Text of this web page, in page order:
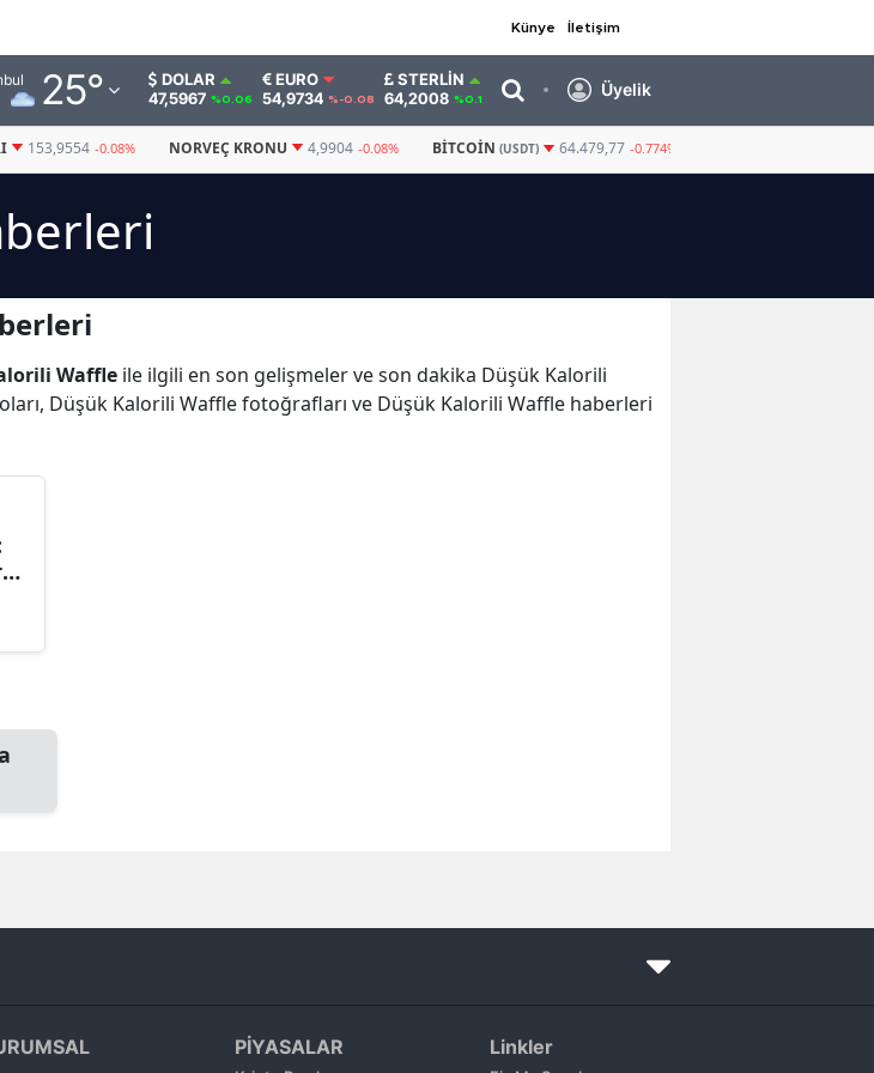
Künye İletişim
25°
Ankara
DOLAR
47,5967 %0.06
EURO
54,9734 %-0.08
STERLIN
64,2008 %0.1 Üyelik
153,9554 -0.08% NORVEÇ KRONU 4,9904 -0.08% BITCOIN (USDT) 64.479,77 -0.774%
Waffle ile ilgili en son gelişmeler ve son dakika Düşük Kalorili
Düşük Kalorili Waffle fotoğrafları ve Düşük Kalorili Waffle haberleri
PİYASALAR Linkler